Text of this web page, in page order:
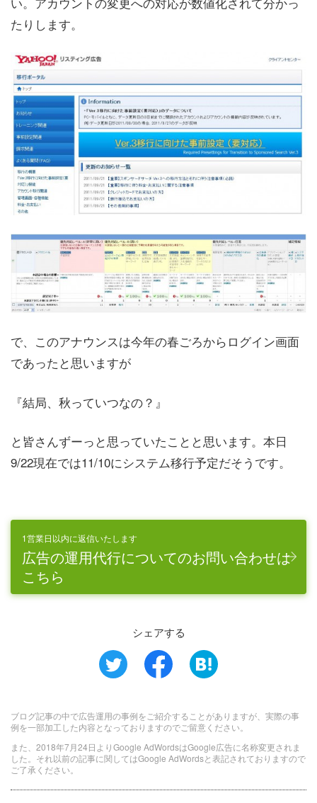
たりします。
で、このアナウンスは今年の春ごろからログイン画面
であったと思いますが
『結局、秋っていつなの？』
と皆さんずーっと思っていたことと思います。本日
9/22現在では11/10にシステム移行予定だそうです。
1営業日以内に返信いたします
広告の運用代行についてのお問い合わせは
こちら
シェアする
ブログ記事の中で広告運用の事例をご紹介することがありますが、実際の事
例を一部加工した内容となっておりますのでご留意ください。
また、2018年7月24日よりGoogle AdWordsはGoogle広告に名称変更されま
した。それ以前の記事に関してはGoogle AdWordsと表記されておりますので
ご了承ください。